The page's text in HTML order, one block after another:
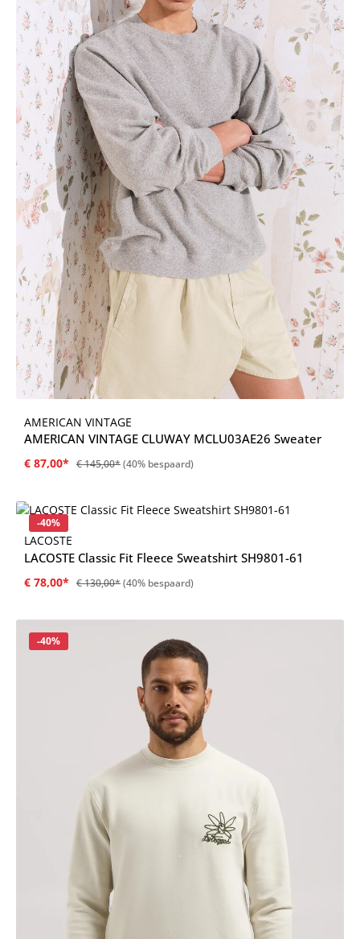
AMERICAN VINTAGE
AMERICAN VINTAGE CLUWAY MCLU03AE26 Sweater
€ 87,00* € 145,00*(40% bespaard)
Korting
-40%
LACOSTE
LACOSTE Classic Fit Fleece Sweatshirt SH9801-61
€ 78,00* € 130,00*(40% bespaard)
Korting
-40%